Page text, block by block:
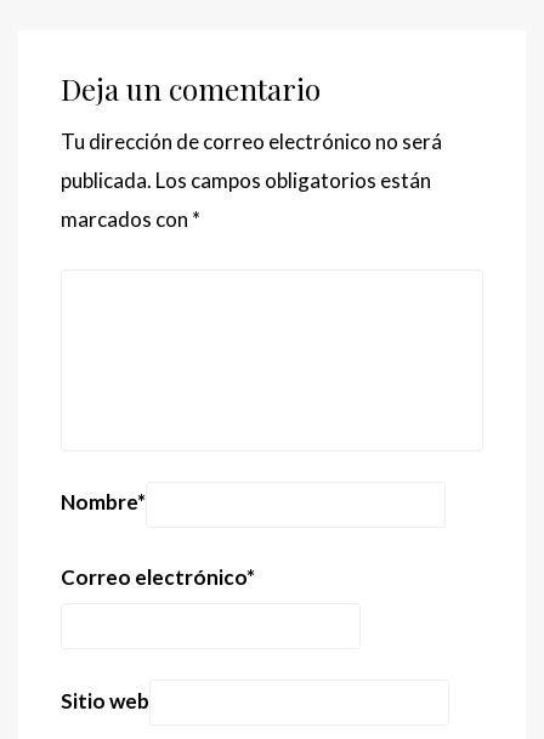
Deja un comentario
Tu dirección de correo electrónico no será
publicada. Los campos obligatorios están
marcados con *
Nombre*
Correo electrónico*
Sitio web